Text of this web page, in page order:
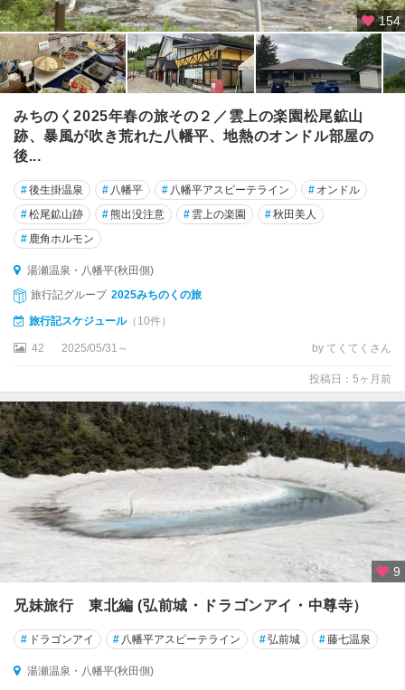
154
みちのく2025年春の旅その２／雲上の楽園松尾鉱山
跡、暴風が吹き荒れた八幡平、地熱のオンドル部屋の
後...
#後生掛温泉 # 八幡平 # 八幡平アスピーテライン # オンドル
#松尾鉱山跡 #熊出没注意 # 雲上の楽園 #秋田美人
# 鹿角ホルモン
湯瀬温泉・八幡平(秋田側)
旅行記グループ 2025みちのくの旅
旅行記スケジュール（10件）
42 2025/05/31～ by てくてくさん
投稿日：5ヶ月前
9
兄妹旅行 東北編 (弘前城・ドラゴンアイ・中尊寺）
# ドラゴンアイ # 八幡平アスピーテライン #弘前城 #藤七温泉
湯瀬温泉・八幡平(秋田側)